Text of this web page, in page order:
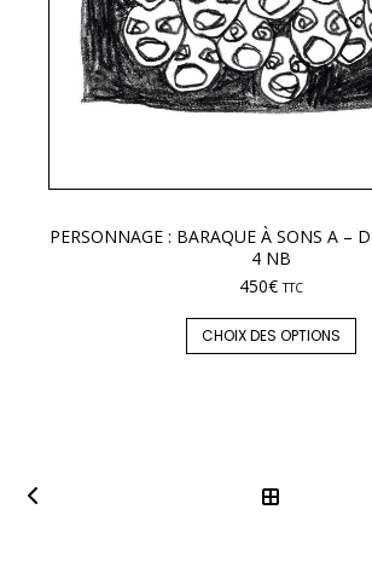
PERSONNAGE : BARAQUE À SONS A –
4 NB
450€ TTC
CHOIX DES OPTIONS